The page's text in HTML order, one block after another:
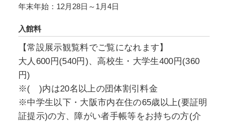
年末年始：12月28日～1月4日
入館料
【常設展示観覧料でご覧になれます】
大人600円(540円)、高校生・大学生400円(360
円)
※( )内は20名以上の団体割引料金
※中学生以下・大阪市内在住の65歳以上(要証明
証提示)の方、障がい者手帳等をお持ちの方(介